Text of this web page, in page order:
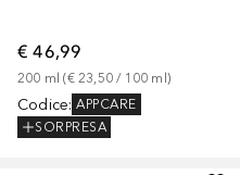
€ 46,99
200 ml (€ 23,50 / 100 ml)
Codice: APPCARE
SORPRESA